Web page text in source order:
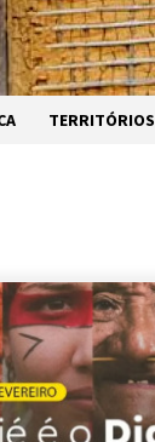
TERRITÓRIOS